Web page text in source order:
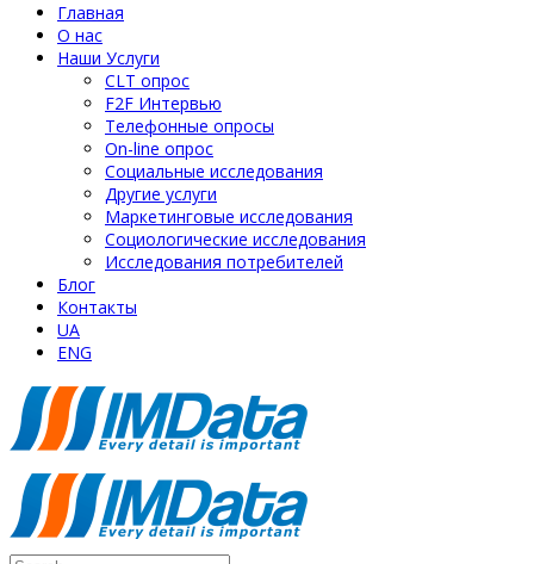
Главная
О нас
Наши Услуги
СLT опрос
F2F Интервью
Телефонные опросы
On-line опрос
Социальные исследования
Другие услуги
Маркетинговые исследования
Социологические исследования
Исследования потребителей
Блог
Контакты
UA
ENG